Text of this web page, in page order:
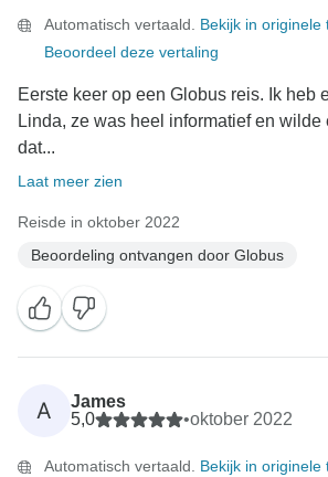
Automatisch vertaald. Bekijk in originele
Beoordeel deze vertaling
Eerste keer op een Globus reis. Ik heb
Linda, ze was heel informatief en wilde
dat...
Laat meer zien
Reisde in oktober 2022
Beoordeling ontvangen door Globus
A
James
5,0
•oktober 2022
Automatisch vertaald. Bekijk in originele